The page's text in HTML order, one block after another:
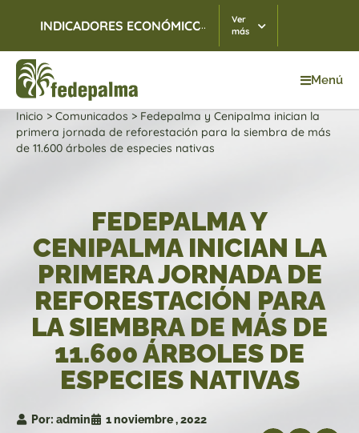
INDICADORES ECONÓMICOS TRM 05/08/2026
...
Ver
más
Menú
Inicio > Comunicados > Fedepalma y Cenipalma inician la
primera jornada de reforestación para la siembra de más
de 11.600 árboles de especies nativas
FEDEPALMA Y
CENIPALMA INICIAN LA
PRIMERA JORNADA DE
REFORESTACIÓN PARA
LA SIEMBRA DE MÁS DE
11.600 ÁRBOLES DE
ESPECIES NATIVAS
Por: admin 1 noviembre , 2022